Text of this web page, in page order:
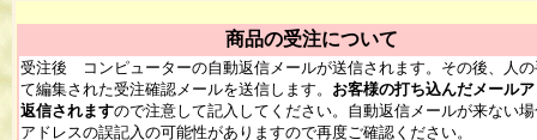
商品の受注について
受注後 コンピューターの自動返信メールが送信されます。その後、人
て編集された受注確認メールを送信します。 お客様の打ち込んだメール
返信されますので注意して記入してください。自動返信メールが来ない
アドレスの誤記入の可能性がありますので再度ご確認ください。